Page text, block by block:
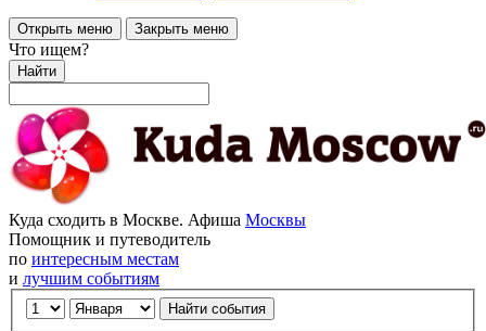
Открыть меню Закрыть меню
Что ищем?
Найти
Куда сходить в Москве. Афиша Москвы
Помощник и путеводитель
по интересным местам
и лучшим событиям